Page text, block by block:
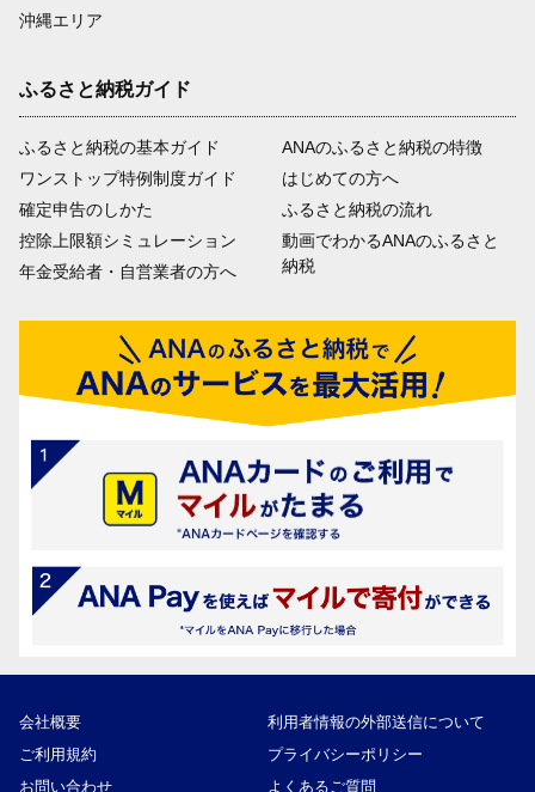
沖縄エリア
ふるさと納税ガイド
ふるさと納税の基本ガイド
ワンストップ特例制度ガイド
確定申告のしかた
控除上限額シミュレーション
年金受給者・自営業者の方へ
ANAのふるさと納税の特徴
はじめての方へ
ふるさと納税の流れ
動画でわかるANAのふるさと
納税
会社概要
利用者情報の外部送信について
ご利用規約
プライバシーポリシー
お問い合わせ
よくあるご質問